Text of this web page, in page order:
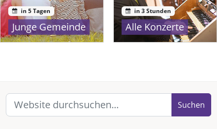
in 5 Tagen
Junge Gemeinde
in 3 Stunden
Alle Konzerte
Suchen